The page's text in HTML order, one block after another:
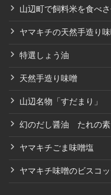
山辺町で飼料米を食べ
ヤマキチの天然手造り
特選しょう油
天然手造り味噌
山辺名物「すだまり」
幻のだし醤油 たれの素
ヤマキチごま味噌塩
ヤマキチ味噌のビスコッ